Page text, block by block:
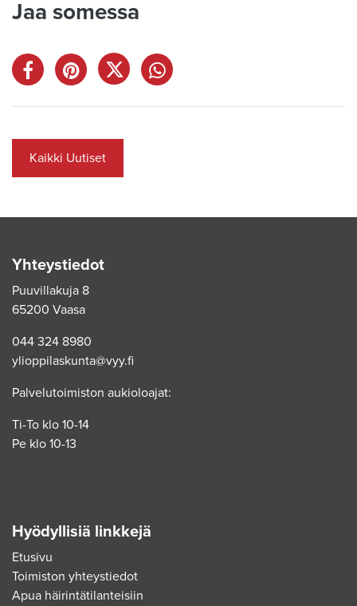
Jaa somessa
Kaikki Uutiset
Yhteystiedot
Puuvillakuja 8
65200 Vaasa
044 324 8980
ylioppilaskunta@vyy.fi
Palvelutoimiston aukioloajat:
Ti-To klo 10-14
Pe klo 10-13
Hyödyllisiä linkkejä
Etusivu
Toimiston yhteystiedot
Apua häirintätilanteisiin